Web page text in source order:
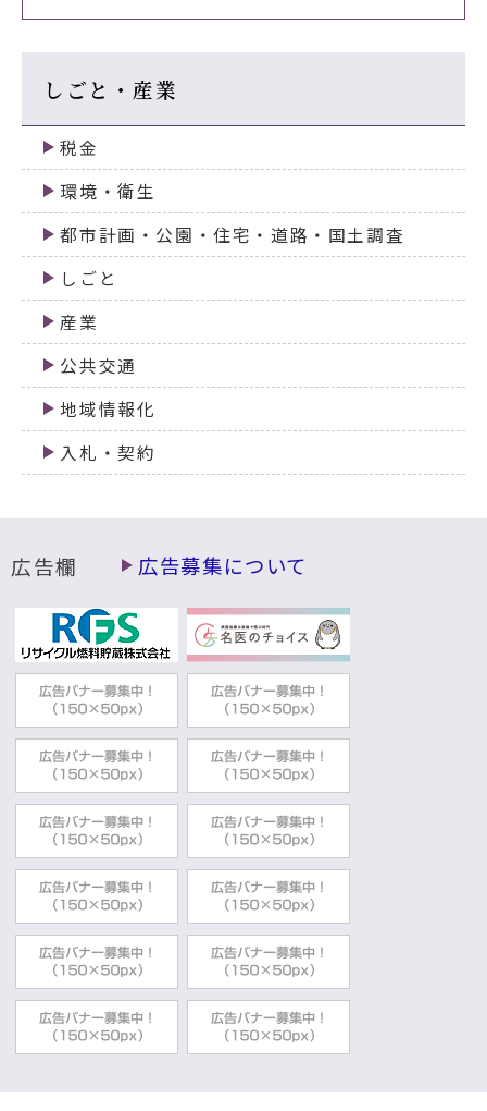
しごと・産業
税金
環境・衛生
都市計画・公園・住宅・道路・国土調査
しごと
産業
公共交通
地域情報化
入札・契約
広告欄 広告募集について